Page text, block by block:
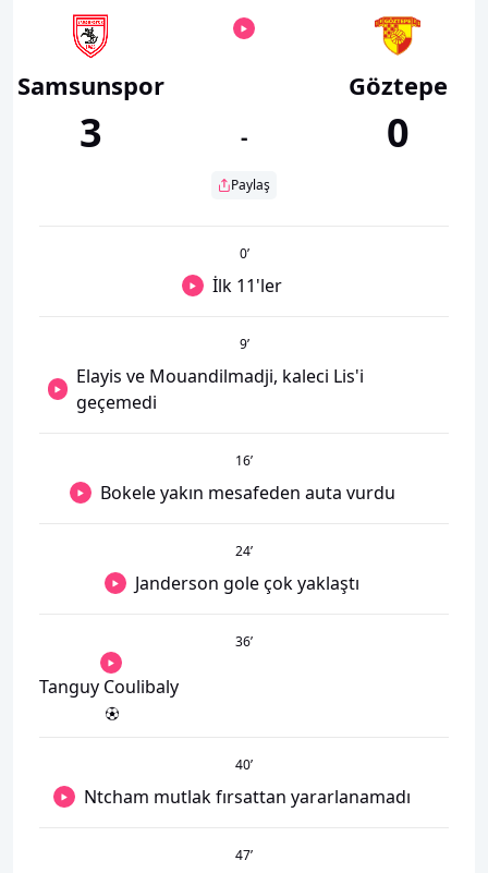
Samsunspor
3 -
Paylaş
Göztepe
0
0’
İlk 11'ler
9’
Elayis ve Mouandilmadji, kaleci Lis'i
geçemedi
16’
Bokele yakın mesafeden auta vurdu
24’
Janderson gole çok yaklaştı
36’
Tanguy Coulibaly
40’
Ntcham mutlak fırsattan yararlanamadı
47’